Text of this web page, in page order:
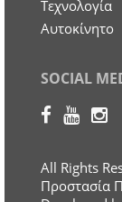
Τεχνολογία
Αυτοκίνητο
SOCIAL
All Rights
Προστασία